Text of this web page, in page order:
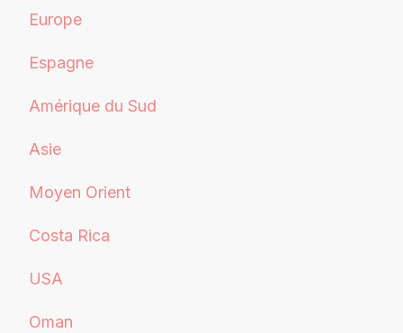
Europe
Espagne
Amérique du Sud
Asie
Moyen Orient
Costa Rica
USA
Oman